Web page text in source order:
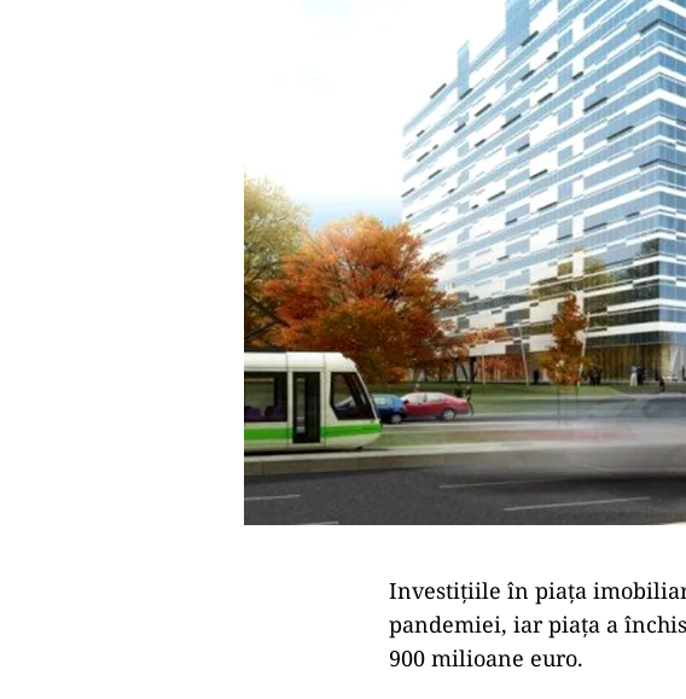
Investițiile în piața
pandemiei, iar piața a
900 milioane euro.